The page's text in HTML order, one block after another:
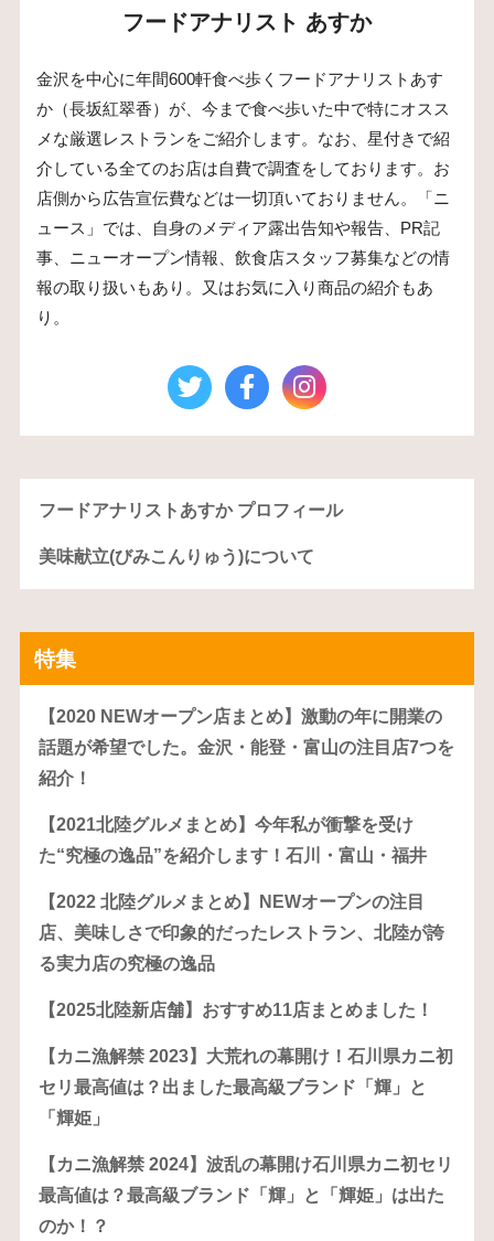
フードアナリスト あすか
金沢を中心に年間600軒食べ歩くフードアナリストあす
か（長坂紅翠香）が、今まで食べ歩いた中で特にオスス
メな厳選レストランをご紹介します。なお、星付きで紹
介している全てのお店は自費で調査をしております。お
店側から広告宣伝費などは一切頂いておりません。「ニ
ュース」では、自身のメディア露出告知や報告、PR記
事、ニューオープン情報、飲食店スタッフ募集などの情
報の取り扱いもあり。又はお気に入り商品の紹介もあ
り。
フードアナリストあすか プロフィール
美味献立(びみこんりゅう)について
特集
【2020 NEWオープン店まとめ】激動の年に開業の
話題が希望でした。金沢・能登・富山の注目店7つを
紹介！
【2021北陸グルメまとめ】今年私が衝撃を受け
た“究極の逸品”を紹介します！石川・富山・福井
【2022 北陸グルメまとめ】NEWオープンの注目
店、美味しさで印象的だったレストラン、北陸が誇
る実力店の究極の逸品
【2025北陸新店舗】おすすめ11店まとめました！
【カニ漁解禁 2023】大荒れの幕開け！石川県カニ初
セリ最高値は？出ました最高級ブランド「輝」と
「輝姫」
【カニ漁解禁 2024】波乱の幕開け石川県カニ初セリ
最高値は？最高級ブランド「輝」と「輝姫」は出た
のか！？